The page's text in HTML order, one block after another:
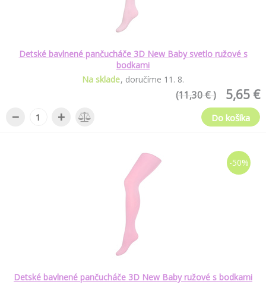
Detské bavlnené pančucháče 3D New Baby svetlo ružové s
bodkami
Na sklade doručíme 11 . 8.
5,65 €
(11,30 € )
− + Do košíka
-50%
Detské bavlnené pančucháče 3D New Baby ružové s bodkami